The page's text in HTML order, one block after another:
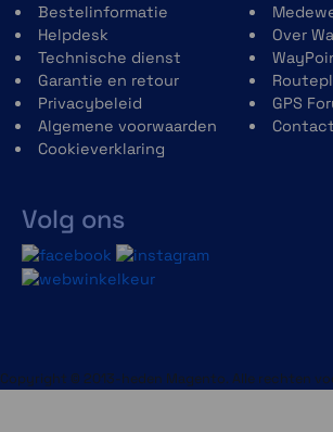
Bestelinformatie
Helpdesk
Technische dienst
Garantie en retour
Privacybeleid
Algemene voorwaarden
Cookieverklaring
Volg ons
Over
GPS
Contact
Copyright © 2013-heden Magento. Alle rechten